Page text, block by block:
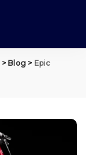
> Blog > Epic